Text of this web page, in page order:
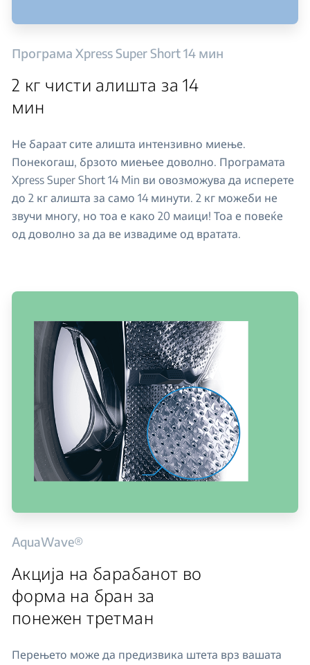
Програма Xpress Super Short 14 мин
2 кг чисти алишта за 14
мин
Не бараат сите алишта интензивно миење.
Понекогаш, брзото миењее доволно. Програмата
Xpress Super Short 14 Min ви овозможува да исперете
до 2 кг алишта за само 14 минути. 2 кг можеби не
звучи многу, но тоа е како 20 маици! Тоа е повеќе
од доволно за да ве извадиме од вратата.
AquaWave®
Акција на барабанот во
форма на бран за
понежен третман
Перењето може да предизвика штета врз вашата